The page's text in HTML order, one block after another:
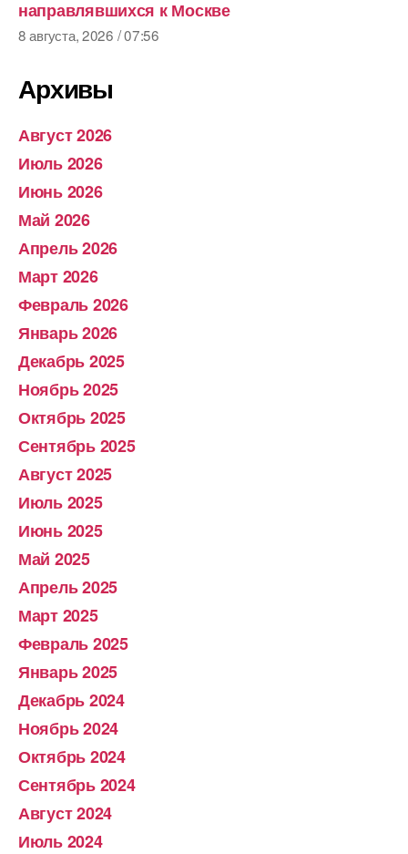
направлявшихся к Москве
8 августа, 2026 / 07:56
Архивы
Август 2026
Июль 2026
Июнь 2026
Май 2026
Апрель 2026
Март 2026
Февраль 2026
Январь 2026
Декабрь 2025
Ноябрь 2025
Октябрь 2025
Сентябрь 2025
Август 2025
Июль 2025
Июнь 2025
Май 2025
Апрель 2025
Март 2025
Февраль 2025
Январь 2025
Декабрь 2024
Ноябрь 2024
Октябрь 2024
Сентябрь 2024
Август 2024
Июль 2024